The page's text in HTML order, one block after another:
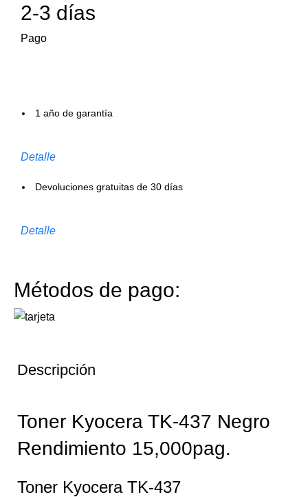
2-3 días
Pago
1 año de garantía
Detalle
Devoluciones gratuitas de 30 días
Detalle
Métodos de pago:
Descripción
Toner Kyocera TK-437 Negro
Rendimiento 15,000pag.
Toner Kyocera TK-437